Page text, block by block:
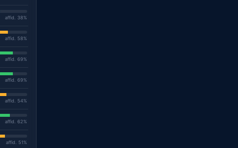
affid. 38%
affid. 58%
affid. 69%
affid. 69%
affid. 54%
affid. 62%
affid. 51%